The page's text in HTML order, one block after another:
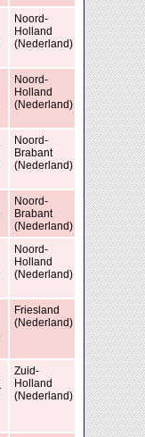
Noord-
Holland
(Nederland)
Noord-
Holland
(Nederland)
Noord-
Brabant
(Nederland)
Noord-
Brabant
(Nederland)
Noord-
Holland
(Nederland)
Friesland
(Nederland)
Zuid-
Holland
(Nederland)